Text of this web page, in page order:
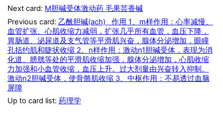
Next card: M胆碱受体激动药 毛果芸香碱
Previous card: 乙酰胆碱(ach) 作用 1、m样作用：心率减慢、
血管扩张、心肌收缩力减弱，扩张几乎所有血管，血压下降，
胃肠道、泌尿道及支气管等平滑肌兴奋，腺体分泌增加，眼瞳
孔括约肌和睫状收缩 2、n样作用：激动n1胆碱受体，表现为消
化道、膀胱等处的平滑肌收缩加强，腺体分泌增加，心肌收缩
力加强和小血管收缩，血压上升。过大剂量由兴奋转入抑制。
激动n2胆碱受体，使骨骼肌收缩 3、中枢作用：不易透过血脑
屏障
Up to card list: 药理学